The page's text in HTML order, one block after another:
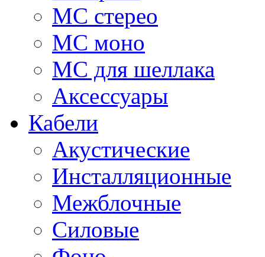
МС стерео
МС моно
МС для шеллака
Аксессуары
Кабели
Акустические
Инсталляционные
Межблочные
Силовые